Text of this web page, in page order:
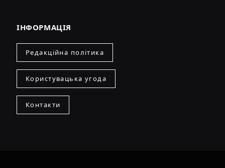
ІНФОРМАЦІЯ
Редакційна політика
Користувацька угода
Контакти